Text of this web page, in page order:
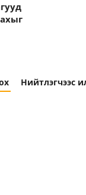
Нийтлэгчээс